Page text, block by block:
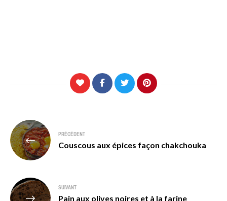
Navigation
de
l’article
PRÉCÉDENT
Couscous aux épices façon chakchouka
SUIVANT
Pain aux olives noires et à la farine